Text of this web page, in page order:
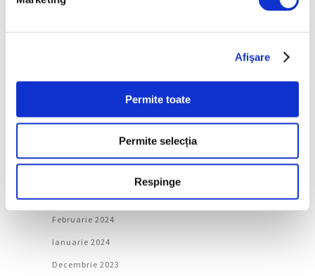
Afişare
Permite toate
Permite selecția
Respinge
August 2024
Martie 2024
Februarie 2024
Ianuarie 2024
Decembrie 2023